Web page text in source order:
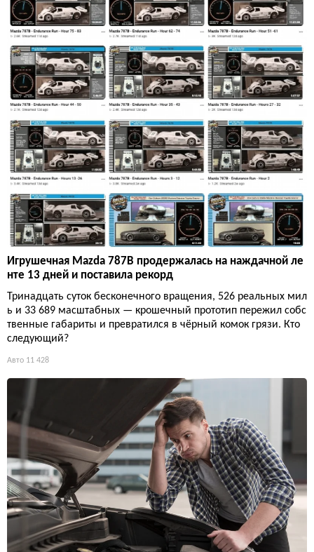
Игрушечная Mazda 787B продержалась на наждачной ле
нте 13 дней и поставила рекорд
Тринадцать суток бесконечного вращения, 526 реальных мил
ь и 33 689 масштабных — крошечный прототип пережил собс
твенные габариты и превратился в чёрный комок грязи. Кто
следующий?
Авто 11 428